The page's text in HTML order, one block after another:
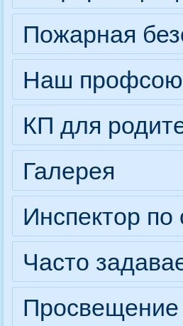
Пожарная
Наш
КП для
Галерея
Инспектор по
Часто
Просвещение